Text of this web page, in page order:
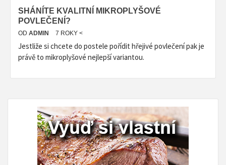
SHÁNÍTE KVALITNÍ MIKROPLYŠOVÉ
POVLEČENÍ?
OD ADMIN 7 ROKY <
Jestliže si chcete do postele pořídit hřejivé povlečení pak je
právě to mikroplyšové nejlepší variantou.